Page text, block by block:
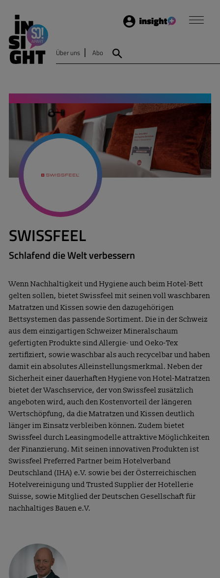
Login
Über uns Abo
SWISSFEEL
Schlafend die Welt verbessern
Wenn Nachhaltigkeit und Hygiene auch beim Hotel-Bett
gelten sollen, bietet Swissfeel mit seinen voll waschbaren
Matratzen und Kissen sowie den dazugehörigen
Bettsystemen das passende Sortiment. Die in der Schweiz
aus dem einzigartigen Schweizer Mineralschaum
gefertigten Produkte sind Allergie- und Oeko-Tex
zertifiziert, sowie waschbar als auch recycelbar und haben
damit ein absolutes Alleinstellungsmerkmal. Neben der
Sicherheit einer dauerhaften Hygiene von Hotel-Matratzen
bietet der Waschservice, der von Swissfeel zusätzlich
angeboten wird, auch den Kostenvorteil der längeren
Wertschöpfung, da die Matratzen und Kissen deutlich
länger im Einsatz verbleiben können. Zudem bietet
Swissfeel durch Leasingmodelle attraktive Möglichkeiten
der Finanzierung. Mit seinen innovativen Produkten ist
Swissfeel Preferred Partner beim Hotelverband
Deutschland (IHA) e.V. sowie bei der Österreichischen
Hotelvereinigung und Trusted Supplier der Hotellerie
Suisse, sowie Mitglied der Deutschen Gesellschaft für
nachhaltiges Bauen e.V.